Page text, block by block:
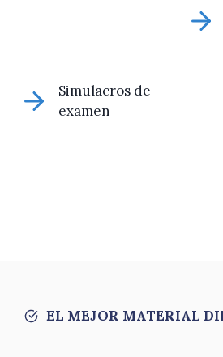
Simulacros de
examen
EL MEJOR MATERIAL